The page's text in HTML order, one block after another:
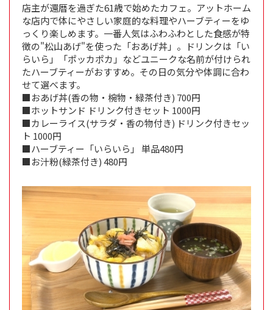
店主が還暦を過ぎた61歳で始めたカフェ。アットホーム
な店内で体にやさしい家庭的な料理やハーブティーをゆ
っくり楽しめます。一番人気はふわふわとした食感が特
徴の"松山あげ"を使った「おあげ丼」。ドリンクは「い
らいら」「ポッカポカ」などユニークな名前が付けられ
たハーブティーがおすすめ。その日の気分や体調に合わ
せて選べます。
■おあげ丼(香の物・椀物・緑茶付き) 700円
■ホットサンド ドリンク付きセット 1000円
■カレーライス(サラダ・香の物付き) ドリンク付きセッ
ト 1000円
■ハーブティー「いらいら」 単品480円
■お汁粉(緑茶付き) 480円